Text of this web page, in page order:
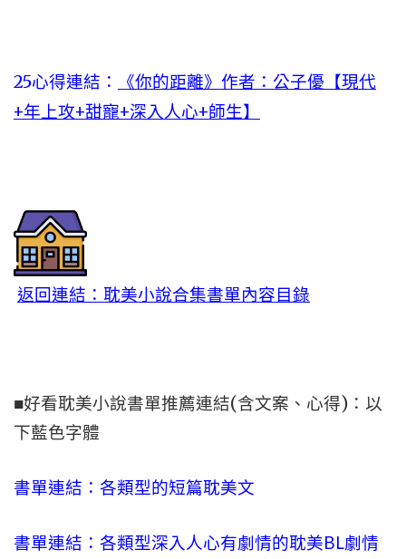
25心得連結：
《你的距離》作者：公子優【現代
+年上攻+甜寵+深入人心+師生】
返回連結：耽美小說合集書單內容目錄
■好看耽美小說書單推薦連結(含文案、心得)：以
下藍色字體
書單連結：各類型的短篇耽美文
書單連結：各類型深入人心有劇情的耽美BL劇情